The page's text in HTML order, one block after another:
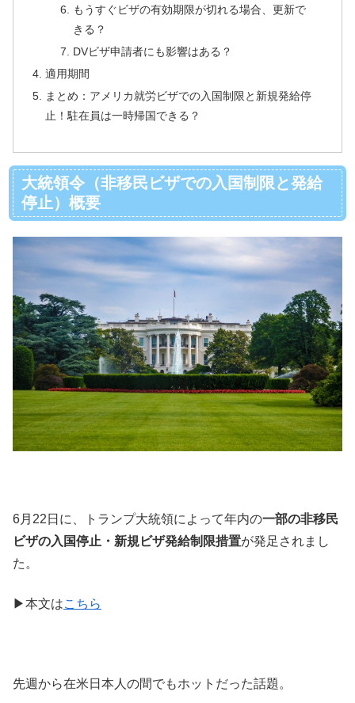
もうすぐビザの有効期限が切れる場合、更新で
きる？
DVビザ申請者にも影響はある？
適用期間
まとめ：アメリカ就労ビザでの入国制限と新規発給停
止！駐在員は一時帰国できる？
大統領令（非移民ビザでの入国制限と発給
停止）概要
6月22日に、トランプ大統領によって年内の一部の非移民
ビザの入国停止・新規ビザ発給制限措置が発足されまし
た。
▶︎本文はこちら
先週から在米日本人の間でもホットだった話題。